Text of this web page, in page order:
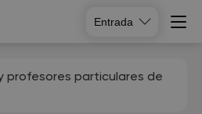
Entrada
profesores particulares de